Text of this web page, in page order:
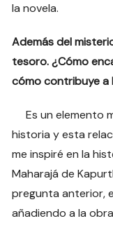
la novela.
Además del
tesoro. ¿Cómo
cómo contribuye a
Es un elemento
historia y esta
me inspiré en la
Maharajá de
pregunta anterior,
añadiendo a la